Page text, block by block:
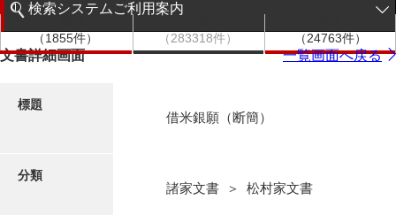
階層検索
写真・絵はがき
検索システムご利用案内
検索システムの利用について
（1855件）
（283318件）
（24763件）
文書詳細画面 一覧画面へ戻る
標題
借米銀願（断簡）
分類
諸家文書 ＞ 松村家文書